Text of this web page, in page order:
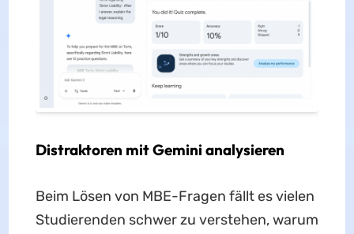
Distraktoren mit Gemini analysieren
Beim Lösen von MBE-Fragen fällt es vielen
Studierenden schwer zu verstehen, warum